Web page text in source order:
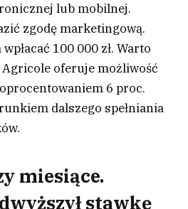
lub mobilnej.
zgodę marketingową.
100 000 zł. Warto
oferuje możliwość
6 proc.
dalszego spełniania
miesiące.
stawkę